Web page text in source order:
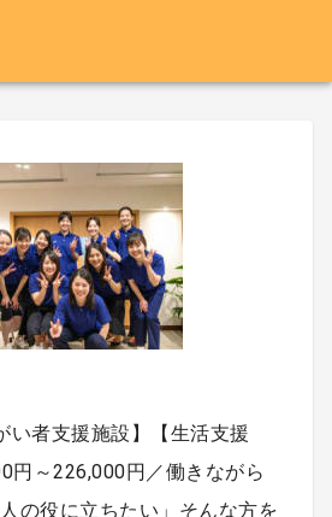
い者支援施設】【生活支援
円～226,000円／働きながら
の役に立ちたい」そんな方を